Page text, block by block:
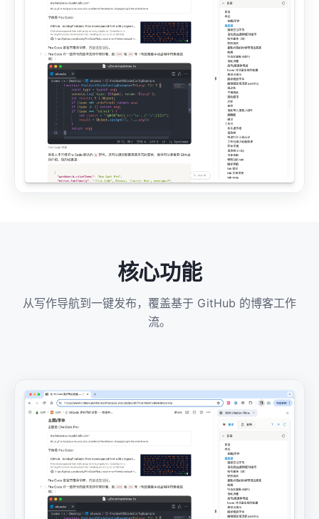
核心功能
从写作导航到一键发布，覆盖基于 GitHub 的博客工作
流。